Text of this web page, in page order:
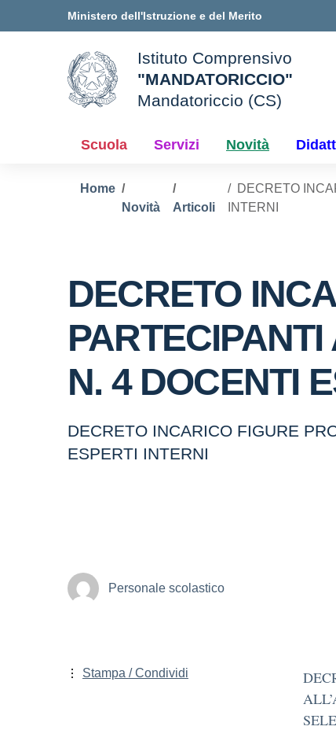
Ministero dell'Istruzione e del Merito
della scuola
Istituto Comprensivo
"MANDATORICCIO"
Mandatoriccio (CS)
Scuola Servizi Novità
Home
Novità
Articoli
DECRETO
INTERNI
DECRETO
N. 4 DOCENTI
DECRETO INCARICO FIGURE
ESPERTI INTERNI
Personale scolastico
Stampa / Condividi